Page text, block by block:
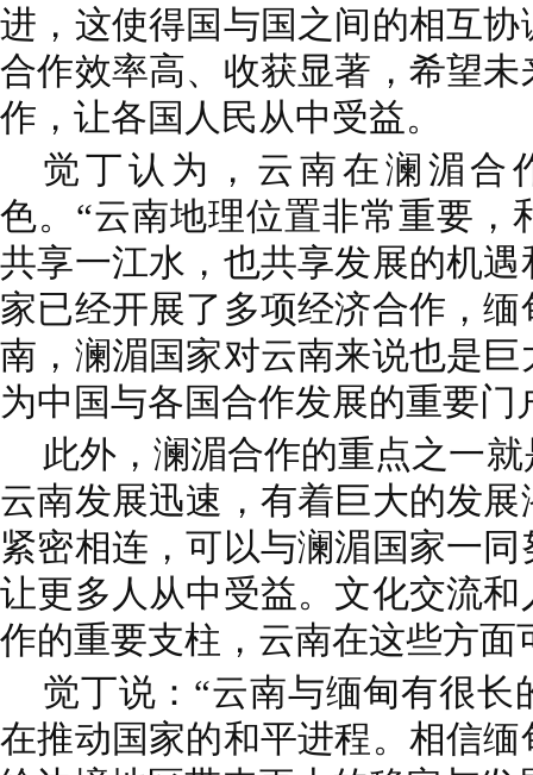
进，这使得国与国之间的相互
合作效率高、收获显著，希望
作，让各国人民从中受益。
觉丁认为，云南在澜湄合
色。“云南地理位置非常重要，
共享一江水，也共享发展的机
家已经开展了多项经济合作，
南，澜湄国家对云南来说也是
为中国与各国合作发展的重要门
此外，澜湄合作的重点之一
云南发展迅速，有着巨大的发
紧密相连，可以与澜湄国家一
让更多人从中受益。文化交流
作的重要支柱，云南在这些方面
觉丁说：“云南与缅甸有很长
在推动国家的和平进程。相信